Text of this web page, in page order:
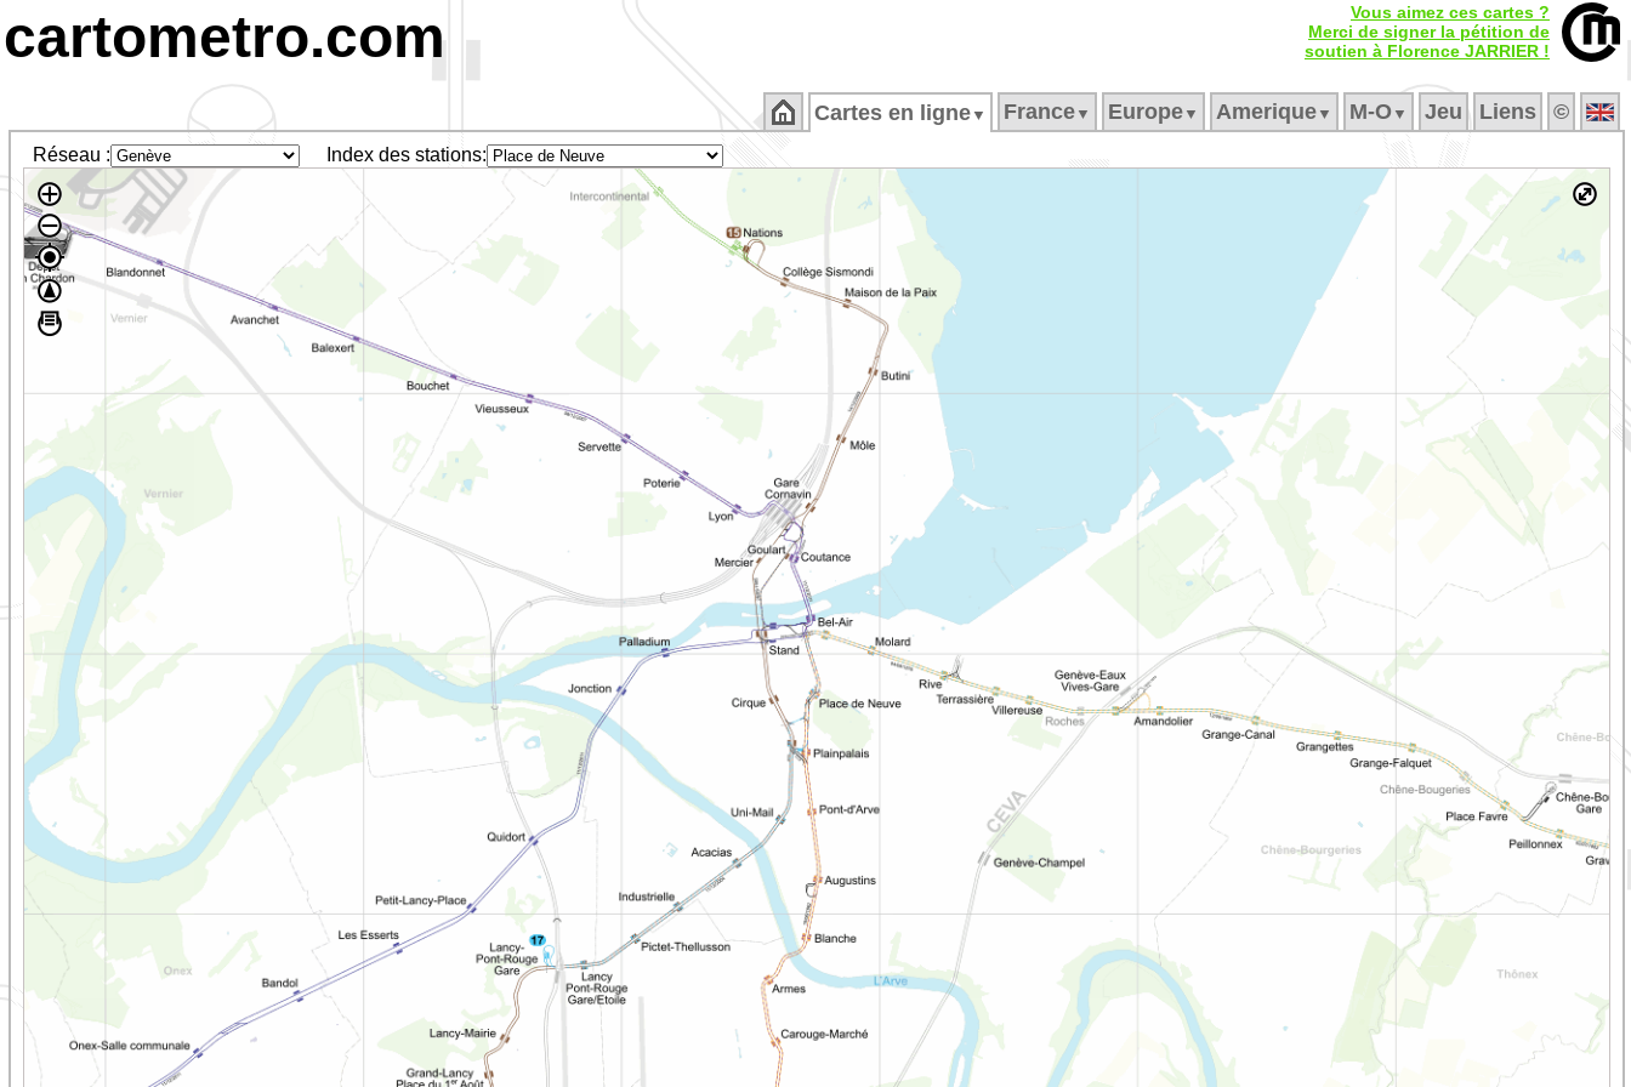
cartometro.com
Vous aimez ces cartes ?
Merci de signer la pétition de
soutien à Florence JARRIER !
Cartes en ligne ▼ France ▼ Europe ▼ Amerique ▼ M‑O ▼ Jeu Liens ©
Réseau : Index des stations: